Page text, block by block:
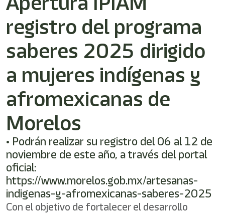
activates
screen
help
you
navigate
interact
the
content.
registro del programa
saberes 2025 dirigido
a mujeres indígenas y
afromexicanas de
Morelos
• Podrán realizar su registro del 06 al 12 de
noviembre de este año, a través del portal
oficial:
https://www.morelos.gob.mx/artesanas-
indigenas-y-afromexicanas-saberes-2025
Con el objetivo de fortalecer el desarrollo